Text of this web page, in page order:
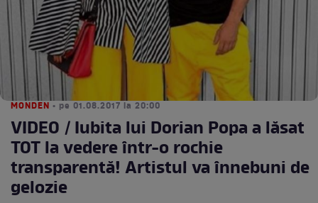
MONDEN • pe 01.08.2017 la 20:00
VIDEO / Iubita lui Dorian Popa a lăsat
TOT la vedere într-o rochie
transparentă! Artistul va înnebuni de
gelozie